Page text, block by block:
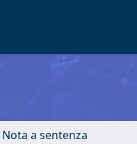
a sentenza